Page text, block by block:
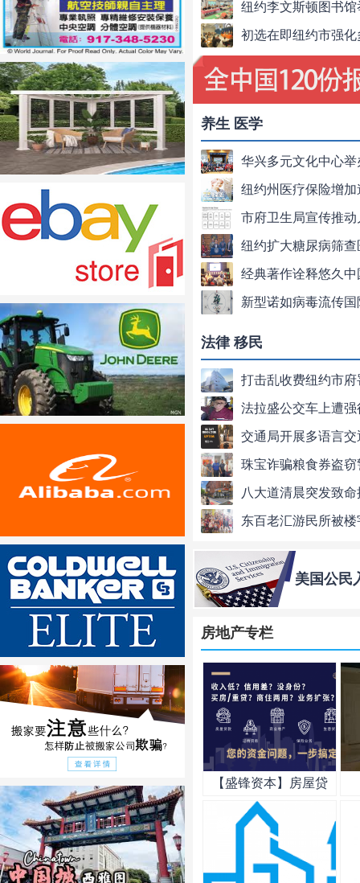
养生 医学
华兴多元文化中心
纽约州医疗保险增
市府卫生局宣传推
纽约扩大糖尿病筛
经典著作诠释悠久
新型诺如病毒流传
法律 移民
美国公民
房地产专栏
【盛锋资本】房屋贷